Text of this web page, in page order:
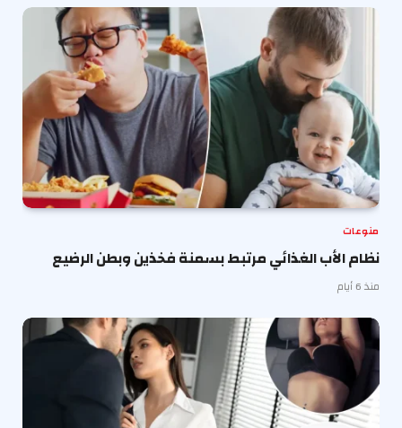
منوعات
نظام الأب الغذائي مرتبط بسمنة فخذين وبطن الرضيع
منذ 6 أيام